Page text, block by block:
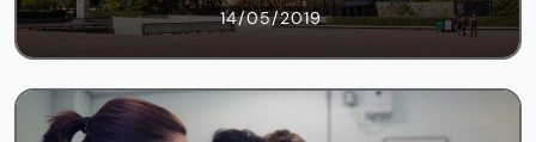
14/05/2019